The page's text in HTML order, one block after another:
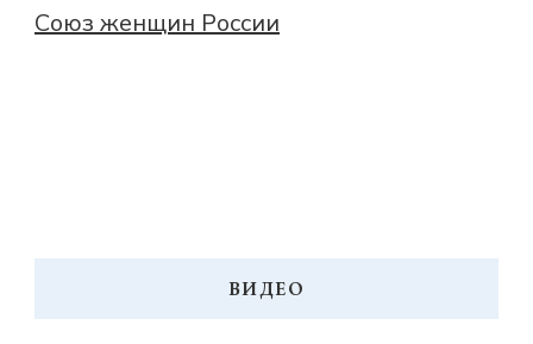
Союз женщин России
ВИДЕО